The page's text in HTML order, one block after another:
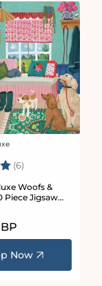
(6)
Woofs &
Piece Jigsaw
Now